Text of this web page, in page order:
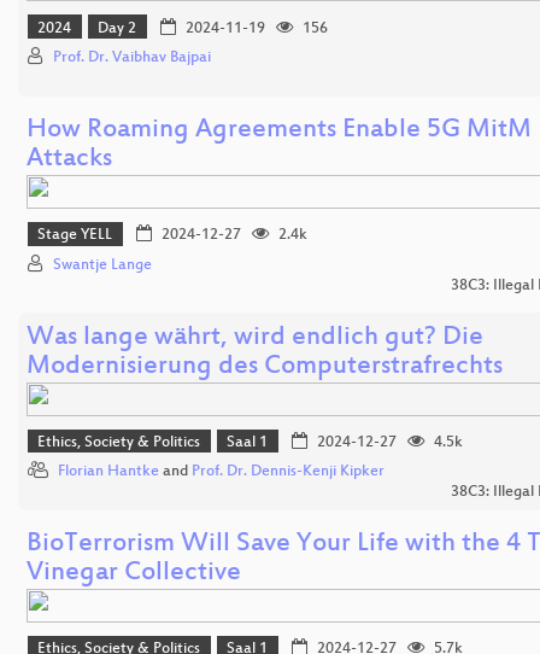
2024 Day 2 2024-11-19
156
Prof. Dr. Vaibhav Bajpai
How Roaming Agreements Enable 5G MitM
Attacks
Stage YELL 2024-12-27
2.4k
Swantje Lange
38C3: Illegal
Was lange währt, wird endlich gut? Die
Modernisierung des Computerstrafrechts
Ethics, Society & Politics Saal 1 2024-12-27
4.5k
Florian Hantke and Prof. Dr. Dennis-Kenji Kipker
38C3: Illegal
BioTerrorism Will Save Your Life with the 4
Vinegar Collective
Ethics, Society & Politics Saal 1 2024-12-27 5.7k